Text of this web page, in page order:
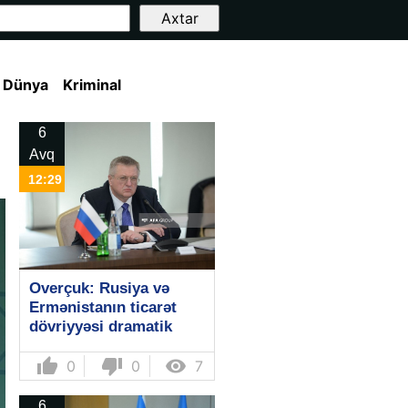
Dünya Kriminal
6
Avq
12:29
Overçuk: Rusiya və
Ermənistanın ticarət
dövriyyəsi dramatik
thumb_up 0 thumb_down 0  7